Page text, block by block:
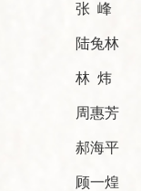
张 峰
陆兔林
林 炜
周惠芳
郝海平
顾一煌